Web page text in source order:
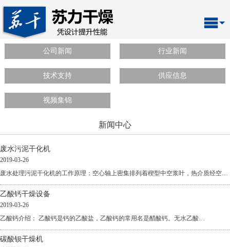
公司新闻 行业新闻
技术支持 供应信息
视频集锦
新闻中心
废水污泥干化机
2019-03-26
废水处理污泥干化机的工作原理：空心轴上密集排列着楔型中空浆叶，热介质经空…
乙酸钙干燥设备
2019-03-26
乙酸钙介绍： 乙酸钙是钙的乙酸盐，乙酸钙的常用名是醋酸钙。无水乙酸…
碳酸钡干燥机